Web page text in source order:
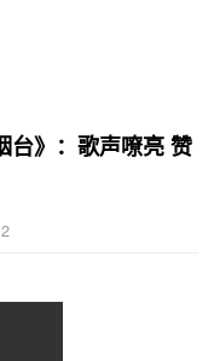
台》：歌声嘹亮 赞